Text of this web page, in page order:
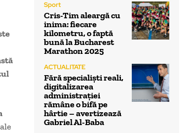
Sport
Cris-Tim aleargă cu
inima: fiecare
kilometru, o faptă
bună la Bucharest
Marathon 2025
ACTUALITATE
Fără specialiști reali,
digitalizarea
administrației
rămâne o bifă pe
hârtie – avertizează
Gabriel Al-Baba